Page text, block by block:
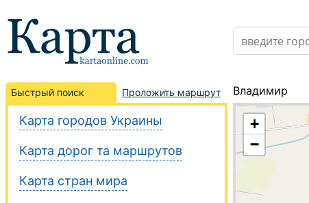
Быстрый поиск Проложить маршрут
Карта городов Украины
Карта дорог та маршрутов
Карта стран мира
Владимир
+
−